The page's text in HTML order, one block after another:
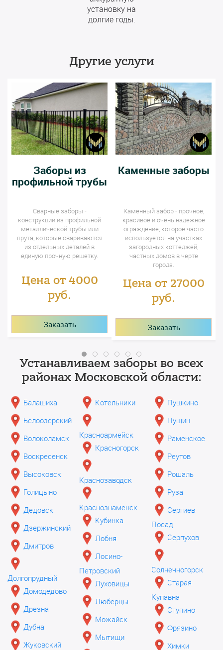
установку на
долгие годы.
Другие услуги
Заборы из
профильной трубы
Сварные заборы -
конструкции из профильной
металлической трубы или
прута, которые свариваются
из отдельных деталей в
единую прочную решетку.
Цена от 4000
руб.
Заказать
Каменные заборы
Каменный забор - прочное,
красивое и очень надежное
ограждение, которое часто
используется на участках
загородных коттеджей,
частных домов в черте
города.
Цена от 27000
руб.
Заказать
Устанавливаем заборы во всех
районах Московской области:
Балашиха
Белоозёрский
Волоколамск
Воскресенск
Высоковск
Голицыно
Дедовск
Дзержинский
Дмитров
Долгопрудный
Домодедово
Дрезна
Дубна
Жуковский
Котельники
Красноармейск
Красногорск
Краснозаводск
Краснознаменск
Кубинка
Лобня
Лосино-
Петровский
Луховицы
Люберцы
Можайск
Мытищи
Пушкино
Пущин
Раменское
Реутов
Рошаль
Руза
Сергиев
Посад
Серпухов
Солнечногорск
Старая
Купавна
Ступино
Фрязино
Химки